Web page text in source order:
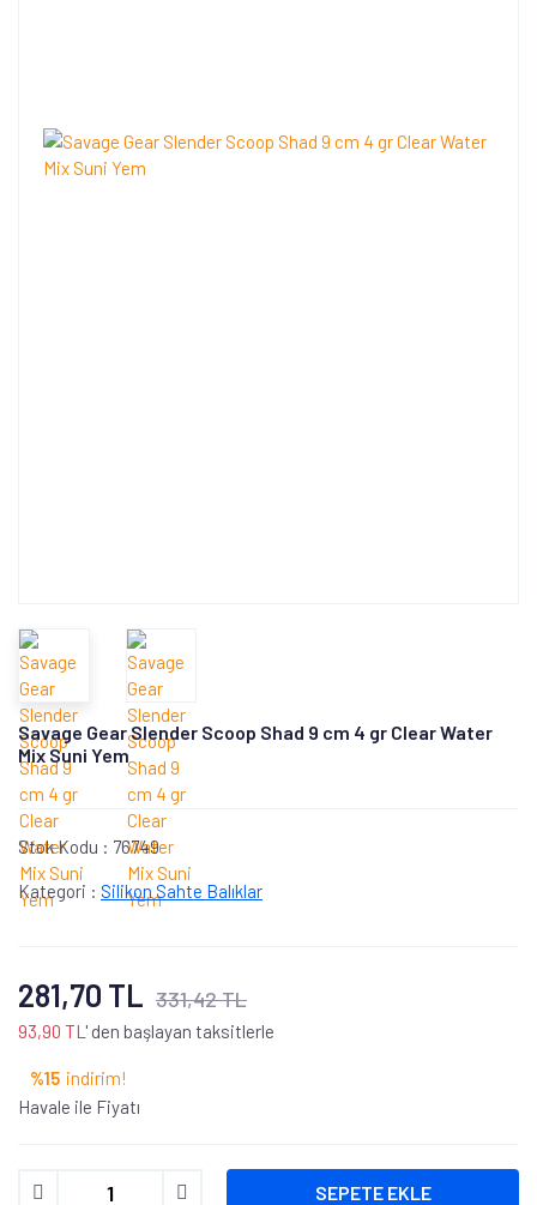
Savage Gear Slender Scoop Shad 9 cm 4 gr Clear Water
Mix Suni Yem
Stok Kodu : 76749
Kategori : Silikon Sahte Balıklar
281,70 TL 331,42 TL
93,90 TL ' den başlayan taksitlerle
%15 indirim!
Havale ile Fiyatı
SEPETE EKLE